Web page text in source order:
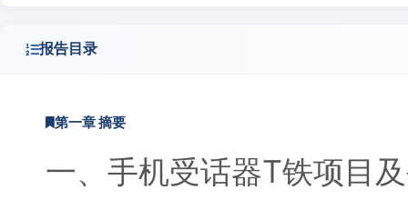
报告目录
第一章 摘要
一、手机受话器T铁项目